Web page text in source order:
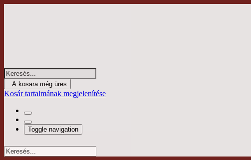
A kosara még üres
Kosár tartalmának megjelenítése
Toggle navigation